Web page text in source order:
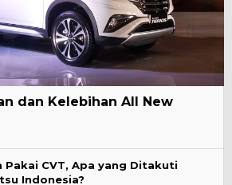
dan Kelebihan All New
Pakai CVT, Apa yang Ditakuti
Indonesia?